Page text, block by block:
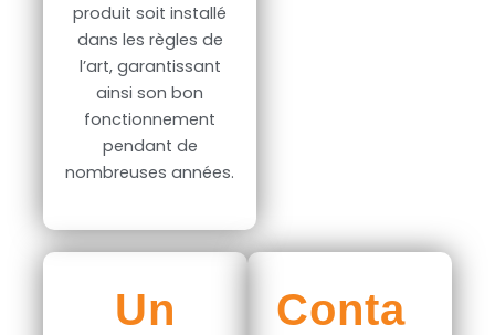
produit soit installé
dans les règles de
l’art, garantissant
ainsi son bon
fonctionnement
pendant de
nombreuses années.
Un
Conta